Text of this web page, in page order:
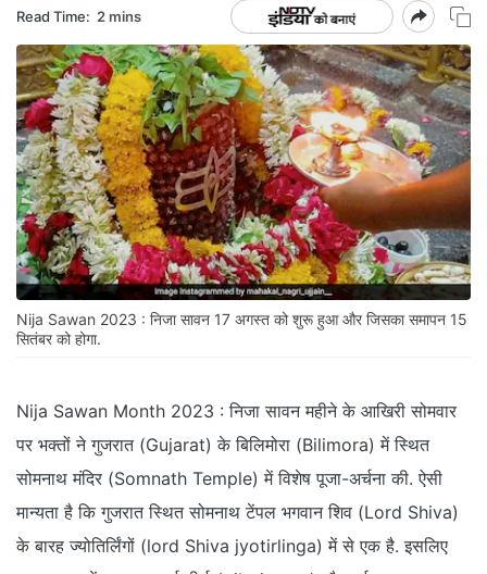
Read Time: 2 mins
Nija Sawan 2023 : निजा सावन 17 अगस्त को शुरू हुआ और जिसका समापन 15
सितंबर को होगा.
Nija Sawan Month 2023 : निजा सावन महीने के आखिरी सोमवार
पर भक्तों ने गुजरात (Gujarat) के बिलिमोरा (Bilimora) में स्थित
सोमनाथ मंदिर (Somnath Temple) में विशेष पूजा-अर्चना की. ऐसी
मान्यता है कि गुजरात स्थित सोमनाथ टेंपल भगवान शिव (Lord Shiva)
के बारह ज्योतिर्लिंगों (lord Shiva jyotirlinga) में से एक है. इसलिए